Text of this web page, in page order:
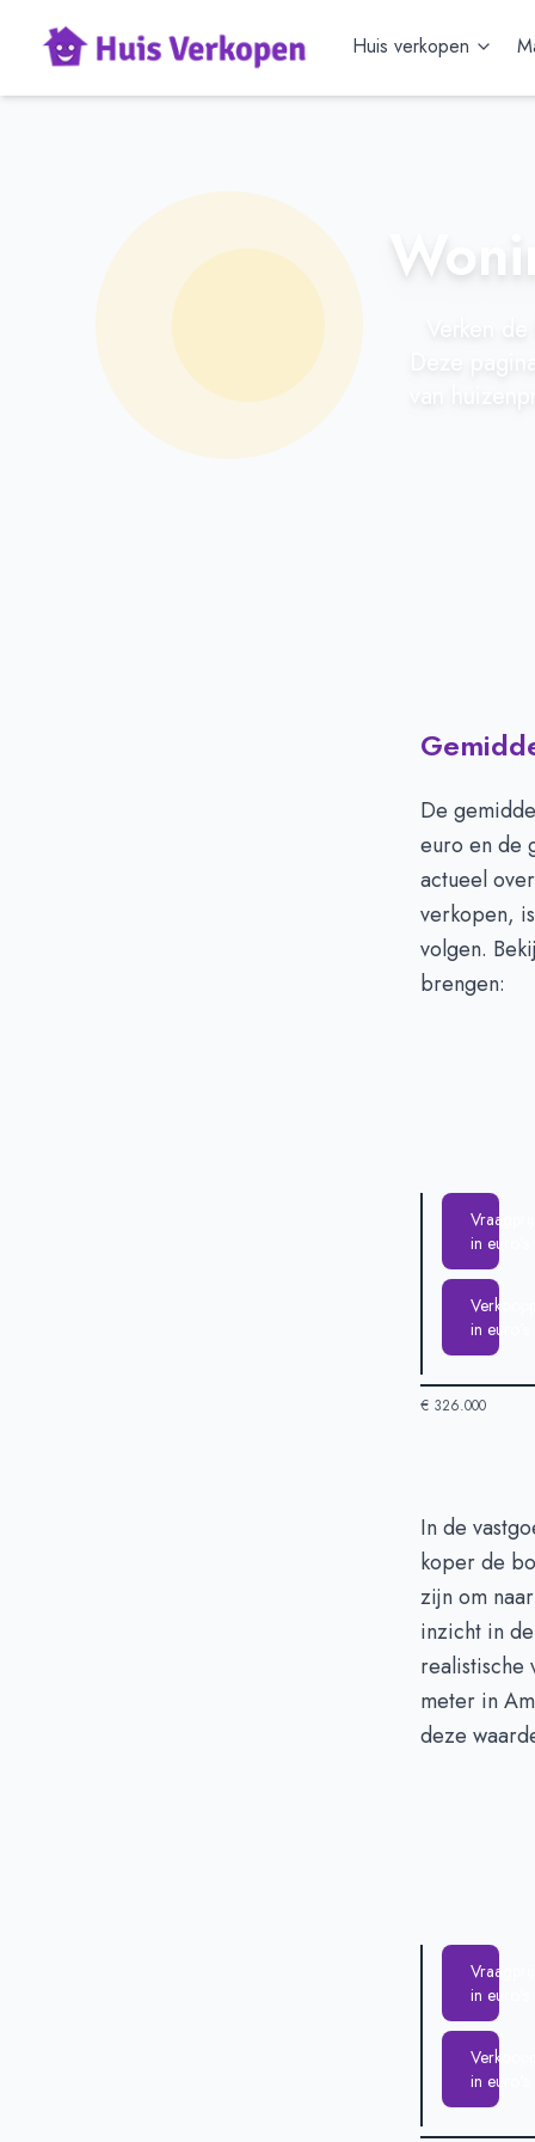
Huis verkopen
De
euro en de
actueel
verkopen,
volgen.
brengen:
Vraagprijs
in euro's
in euro's
€ 326.000
Vraagprijs in
Verkoopprijs
In de
koper de
zijn om
inzicht in
meter in
deze
Vraagprijs
in euro's
in euro's